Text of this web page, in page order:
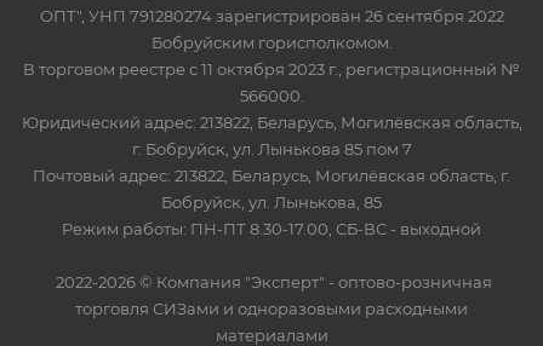
ОПТ", УНП 791280274 зарегистрирован 26 сентября 2022
Бобруйским горисполкомом.
В торговом реестре с 11 октября 2023 г., регистрационный №
566000.
Юридический адрес: 213822, Беларусь, Могилёвская область,
г. Бобруйск, ул. Лынькова 85 пом 7
Почтовый адрес: 213822, Беларусь, Могилёвская область, г.
Бобруйск, ул. Лынькова, 85
Режим работы: ПН-ПТ 8.30-17.00, СБ-ВС - выходной
2022-2026 © Компания "Эксперт" - оптово-розничная
торговля СИЗами и одноразовыми расходными
материалами